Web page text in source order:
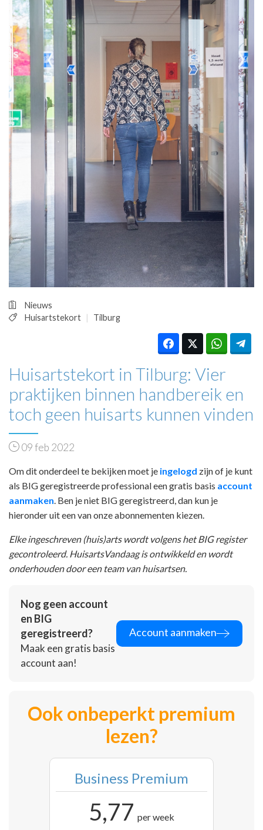
PRAKTIJKZAKEN
TARIEVEN
VPHUISARTSEN
MEDISCHE VAKHANDEL
INLOGGEN
REGISTRATIE
Nieuws
Huisartstekort
Tilburg
Huisartstekort in Tilburg: Vier
praktijken binnen handbereik en
toch geen huisarts kunnen vinden
09 feb 2022
Om dit onderdeel te bekijken moet je ingelogd zijn of je kunt
als BIG geregistreerde professional een gratis basis account
aanmaken . Ben je niet BIG geregistreerd, dan kun je
hieronder uit een van onze abonnementen kiezen.
Elke ingeschreven (huis)arts wordt volgens het BIG register
gecontroleerd. HuisartsVandaag is ontwikkeld en wordt
onderhouden door een team van huisartsen.
Nog geen account
en BIG
geregistreerd?
Maak een gratis basis
account aan!
Account aanmaken
Ook onbeperkt premium
lezen?
Business Premium
5,77 per week